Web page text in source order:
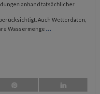
anhand tatsächlicher
Auch Wetterdaten,
Wassermenge ...